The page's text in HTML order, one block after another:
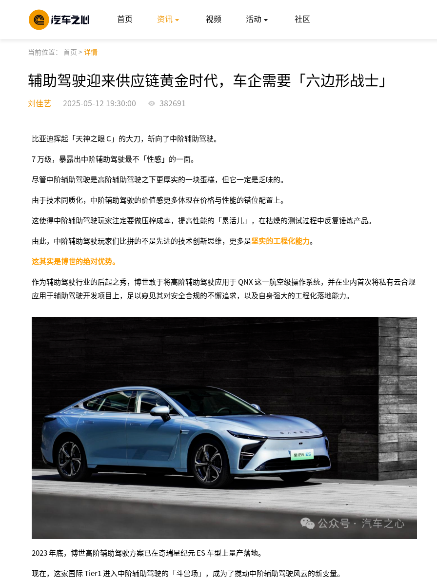
首页 资讯 视频 活动 社区
当前位置： 首页 > 详情
辅助驾驶迎来供应链黄金时代，车企需要「六边形战士」
刘佳艺 2025-05-12 19:30:00 382691
比亚迪挥起「天神之眼 C」的大刀，斩向了中阶辅助驾驶。
7 万级，暴露出中阶辅助驾驶最不「性感」的一面。
尽管中阶辅助驾驶是高阶辅助驾驶之下更厚实的一块蛋糕，但它一定是乏味的。
由于技术同质化，中阶辅助驾驶的价值感更多体现在价格与性能的错位配置上。
这使得中阶辅助驾驶玩家注定要做压榨成本，提高性能的「累活儿」，在枯燥的测试过程中反复锤炼产品。
由此， 中阶辅助驾驶玩家们比拼的不是先进的技术创新思维，更多是坚实的工程化能力。
这其实是博世的绝对优势。
作为辅助驾驶行业的后起之秀，博世敢于将高阶辅助驾驶应用于 QNX 这一航空级操作系统，并在业内首次将私有云合规
应用于辅助驾驶开发项目上，足以窥见其对安全合规的不懈追求，以及自身强大的工程化落地能力。
2023 年底，博世高阶辅助驾驶方案已在奇瑞星纪元 ES 车型上量产落地。
现在，这家国际 Tier1 进入中阶辅助驾驶的「斗兽场」，成为了搅动中阶辅助驾驶风云的新变量。